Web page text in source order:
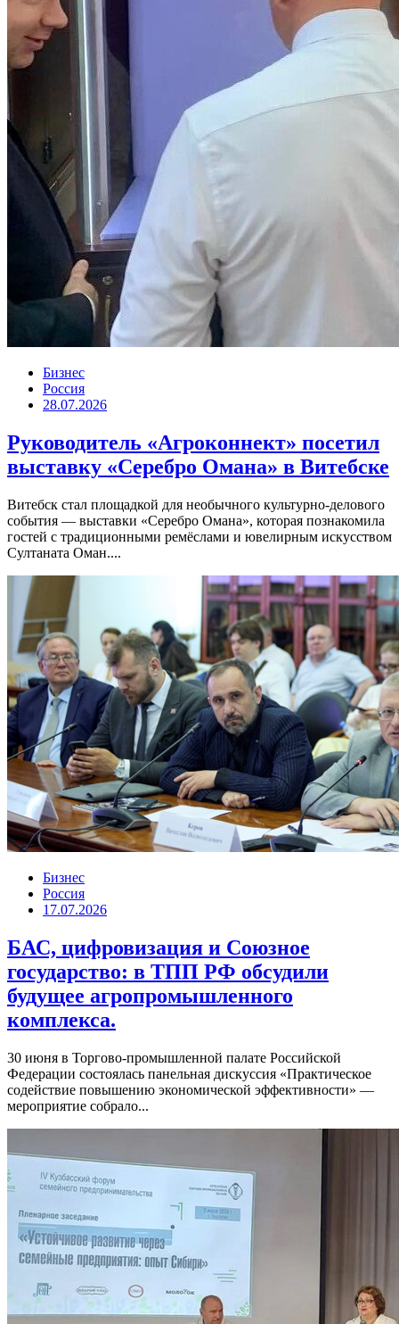
Бизнес
Россия
28.07.2026
Руководитель «Агроконнект» посетил
выставку «Серебро Омана» в Витебске
Витебск стал площадкой для необычного культурно-делового
события — выставки «Серебро Омана», которая познакомила
гостей с традиционными ремёслами и ювелирным искусством
Султаната Оман....
Бизнес
Россия
17.07.2026
БАС, цифровизация и Союзное
государство: в ТПП РФ обсудили
будущее агропромышленного
комплекса.
30 июня в Торгово-промышленной палате Российской
Федерации состоялась панельная дискуссия «Практическое
содействие повышению экономической эффективности» —
мероприятие собрало...